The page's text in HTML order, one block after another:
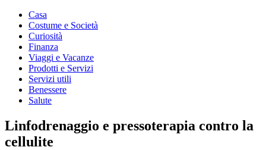
Casa
Costume e Società
Curiosità
Finanza
Viaggi e Vacanze
Prodotti e Servizi
Servizi utili
Benessere
Salute
Linfodrenaggio e pressoterapia contro la
cellulite